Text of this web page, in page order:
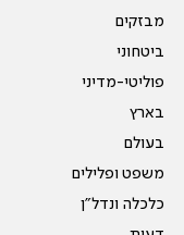
מבזקים
ביטחוני
פוליטי-מדיני
בארץ
בעולם
משפט ופלילים
כלכלה ונדל"ן